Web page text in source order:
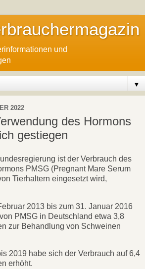
und
▼
2022
des Hormons
gestiegen
ist der Verbrauch des
PMSG (Pregnant Mare Serum
Tierhaltern eingesetzt wird,
2013 bis zum 31. Januar 2016
PMSG in Deutschland etwa 3,8
zur Behandlung von Schweinen
2019 habe sich der Verbrauch auf 6,4
erhöht.